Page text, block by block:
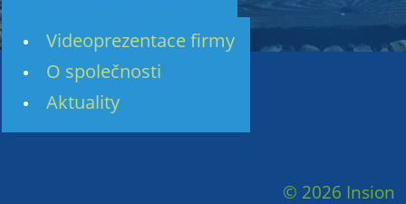
Videoprezentace firmy
O společnosti
Aktuality
© 2026 Insion